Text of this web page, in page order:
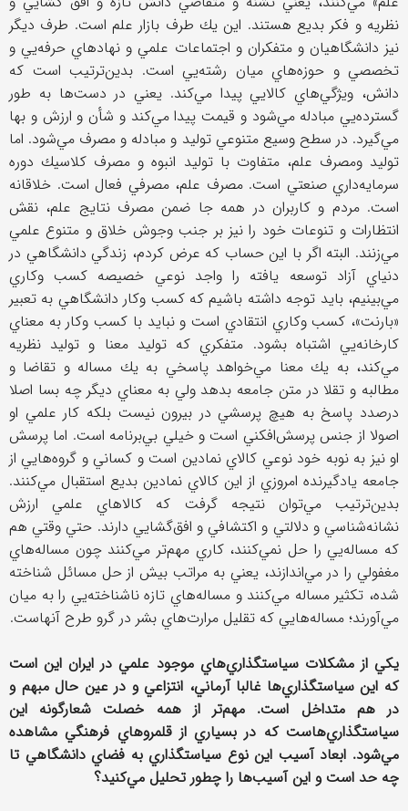
نظريه و فكر بديع هستند. اين يك طرف بازار علم است. طرف ديگر
نيز دانشگاهيان و متفكران و اجتماعات علمي و نهادهاي حرفه‌يي و
تخصصي و حوزه‌هاي ميان رشته‌يي است. بدين‌ترتيب است كه
دانش، ويژگي‌هاي كالايي پيدا مي‌كند. يعني در دست‌ها به طور
گسترده‌يي مبادله مي‌شود و قيمت پيدا مي‌كند و شأن و ارزش و بها
مي‌گيرد. در سطح وسيع متنوعي توليد و مبادله و مصرف مي‌شود. اما
توليد ومصرف علم، متفاوت با توليد انبوه و مصرف كلاسيك دوره
سرمايه‌داري صنعتي است. مصرف علم، مصرفي فعال است. خلاقانه
است. مردم و كاربران در همه جا ضمن مصرف نتايج علم، نقش
انتظارات و تنوعات خود را نيز بر جنب وجوش خلاق و متنوع علمي
مي‌زنند. البته اگر با اين حساب كه عرض كردم، زندگي دانشگاهي در
دنياي آزاد توسعه يافته را واجد نوعي خصيصه كسب وكاري
مي‌بينيم، بايد توجه داشته باشيم كه كسب وكار دانشگاهي به تعبير
«بارنت»، كسب وكاري انتقادي است و نبايد با كسب وكار به معناي
كارخانه‌يي اشتباه بشود. متفكري كه توليد معنا و توليد نظريه
مي‌كند، به يك معنا مي‌خواهد پاسخي به يك مساله و تقاضا و
مطالبه و تقلا در متن جامعه بدهد ولي به معناي ديگر چه بسا اصلا
درصدد پاسخ به هيچ پرسشي در بيرون نيست بلكه كار علمي او
اصولا از جنس پرسش‌افكني است و خيلي بي‌برنامه است. اما پرسش
او نيز به نوبه خود نوعي كالاي نمادين است و كساني و گروه‌هايي از
جامعه يادگيرنده امروزي از اين كالاي نمادين بديع استقبال مي‌كنند.
بدين‌ترتيب مي‌توان نتيجه گرفت كه كالا‌هاي علمي ارزش
نشانه‌شناسي و دلالتي و اكتشافي و افق‌گشايي دارند. حتي وقتي هم
كه مساله‌يي را حل نمي‌كنند، كاري مهم‌تر مي‌كنند چون مساله‌هاي
مغفولي را در مي‌اندازند، يعني به مراتب بيش از حل مسائل شناخته
شده، تكثير مساله مي‌كنند و مساله‌هاي تازه ناشناخته‌يي را به ميان
مي‌آورند؛ مساله‌هايي كه تقليل مرارت‌هاي بشر در گرو طرح آنهاست.
يكي از مشكلات سياستگذاري‌هاي موجود علمي در ايران اين است
كه اين سياستگذاري‌ها غالبا آرماني، انتزاعي و در عين حال مبهم و
در هم متداخل است. مهم‌تر از همه خصلت شعارگونه اين
سياستگذاري‌هاست كه در بسياري از قلمروهاي فرهنگي مشاهده
مي‌شود. ابعاد آسيب اين نوع سياستگذاري به فضاي دانشگاهي تا
چه حد است و اين آسيب‌ها را چطور تحليل مي‌كنيد؟